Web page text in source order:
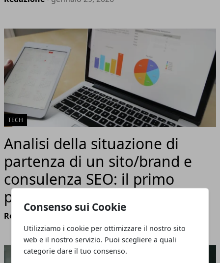
Consenso sui Cookie
Utilizziamo i cookie per ottimizzare il nostro sito
web e il nostro servizio. Puoi scegliere a quali
categorie dare il tuo consenso.
TECH
Analisi della situazione di
partenza di un sito/brand e
consulenza SEO: il primo
passo per il successo online
Redazione